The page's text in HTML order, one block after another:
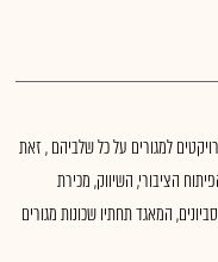
למגורים על כל שלביהם , זאת
הציבורי, השיווק, מכירת
המאגד תחתיו שכונות מגורים